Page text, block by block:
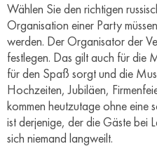
Wählen Sie den richtigen
Organisation einer Party
werden. Der Organisator der
festlegen. Das gilt auch für die
für den Spaß sorgt und die
Hochzeiten, Jubiläen,
kommen heutzutage ohne eine
ist derjenige, der die Gäste bei
sich niemand langweilt.